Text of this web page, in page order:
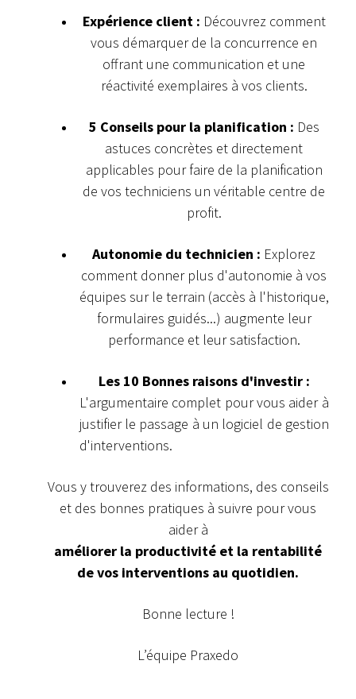
Expérience client : Découvrez comment
vous démarquer de la concurrence en
offrant une communication et une
réactivité exemplaires à vos clients.
5 Conseils pour la planification : Des
astuces concrètes et directement
applicables pour faire de la planification
de vos techniciens un véritable centre de
profit.
Autonomie du technicien : Explorez
comment donner plus d'autonomie à vos
équipes sur le terrain (accès à l'historique,
formulaires guidés...) augmente leur
performance et leur satisfaction.
Les 10 Bonnes raisons d'investir :
L'argumentaire complet pour vous aider à
justifier le passage à un logiciel de gestion
d'interventions.
Vous y trouverez des informations, des conseils
et des bonnes pratiques à suivre pour vous
aider à
améliorer la productivité et la rentabilité
de vos interventions au quotidien.
Bonne lecture !
L’équipe Praxedo